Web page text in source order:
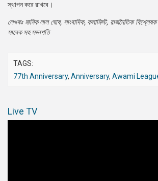
স্থাপন করে রাখবে।
লেখকঃ মানিক লাল ঘোষ, সাংবাদিক, কলামিস্ট, রাজনৈতিক
সাবেক সহ সভাপতি
TAGS:
77th Anniversary, Anniversary, Awami
Live TV